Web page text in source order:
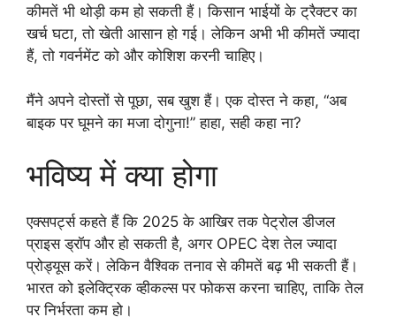
कीमतें भी थोड़ी कम हो सकती हैं। किसान भाईयों के ट्रैक्टर का
खर्च घटा, तो खेती आसान हो गई। लेकिन अभी भी कीमतें ज्यादा
हैं, तो गवर्नमेंट को और कोशिश करनी चाहिए।
मैंने अपने दोस्तों से पूछा, सब खुश हैं। एक दोस्त ने कहा, “अब
बाइक पर घूमने का मजा दोगुना!” हाहा, सही कहा ना?
भविष्य में क्या होगा
एक्सपर्ट्स कहते हैं कि 2025 के आखिर तक पेट्रोल डीजल
प्राइस ड्रॉप और हो सकती है, अगर OPEC देश तेल ज्यादा
प्रोड्यूस करें। लेकिन वैश्विक तनाव से कीमतें बढ़ भी सकती हैं।
भारत को इलेक्ट्रिक व्हीकल्स पर फोकस करना चाहिए, ताकि तेल
पर निर्भरता कम हो।